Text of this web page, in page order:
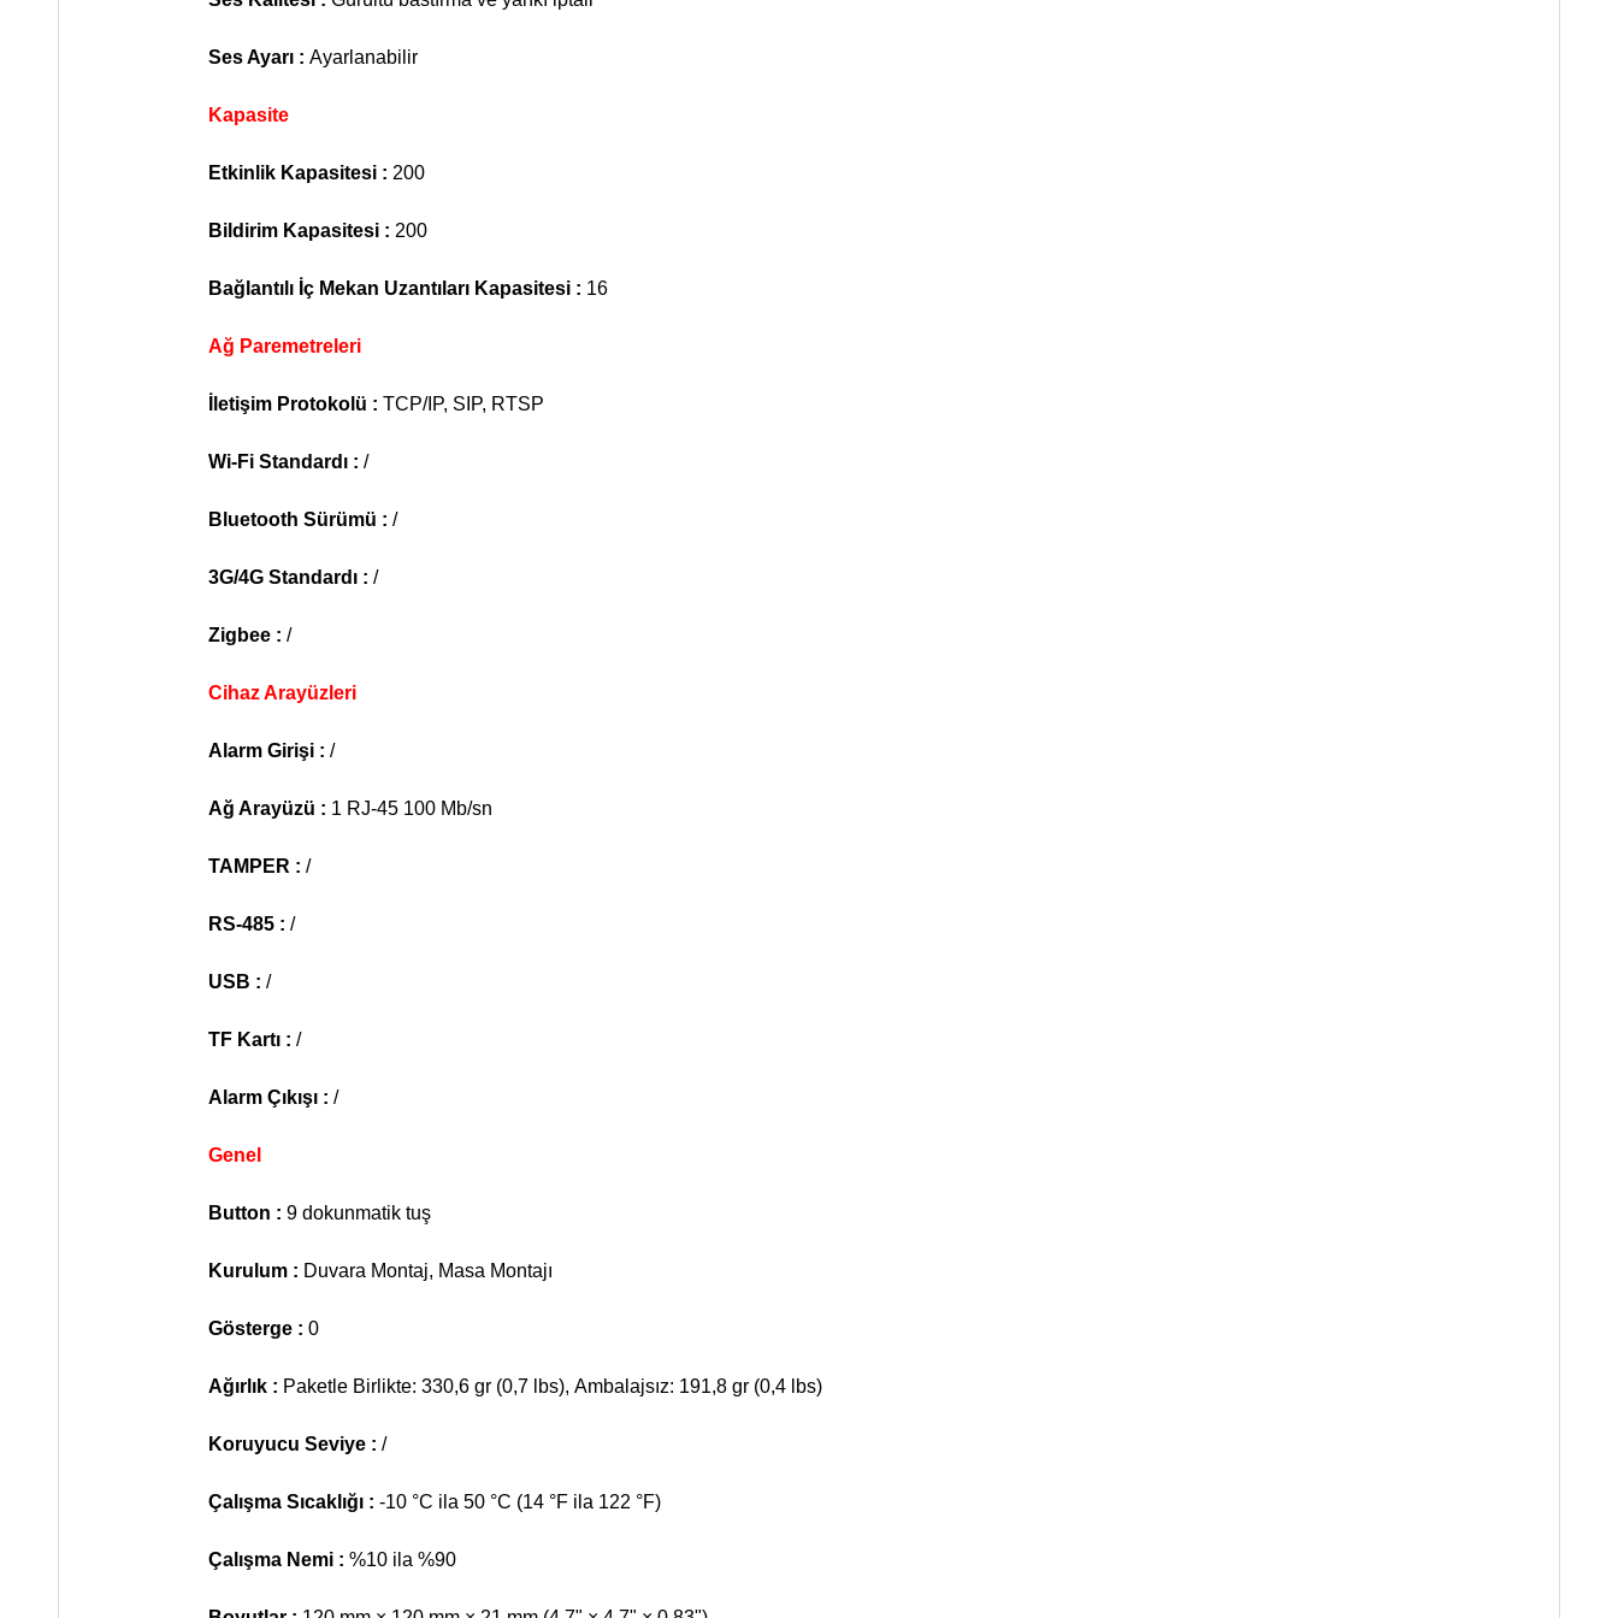
Ses Ayarı : Ayarlanabilir
Kapasite
Etkinlik Kapasitesi : 200
Bildirim Kapasitesi : 200
Bağlantılı İç Mekan Uzantıları Kapasitesi : 16
Ağ Paremetreleri
İletişim Protokolü : TCP/IP, SIP, RTSP
Wi-Fi Standardı : /
Bluetooth Sürümü : /
3G/4G Standardı : /
Zigbee : /
Cihaz Arayüzleri
Alarm Girişi : /
Ağ Arayüzü : 1 RJ-45 100 Mb/sn
TAMPER : /
RS-485 : /
USB : /
TF Kartı : /
Alarm Çıkışı : /
Genel
Button : 9 dokunmatik tuş
Kurulum : Duvara Montaj, Masa Montajı
Gösterge : 0
Ağırlık : Paketle Birlikte: 330,6 gr (0,7 lbs), Ambalajsız: 191,8 gr (0,4 lbs)
Koruyucu Seviye : /
Çalışma Sıcaklığı : -10 °C ila 50 °C (14 °F ila 122 °F)
Çalışma Nemi : %10 ila %90